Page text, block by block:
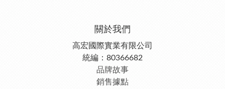
關於我們
高宏國際實業有限公司
統編：80366682
品牌故事
銷售據點